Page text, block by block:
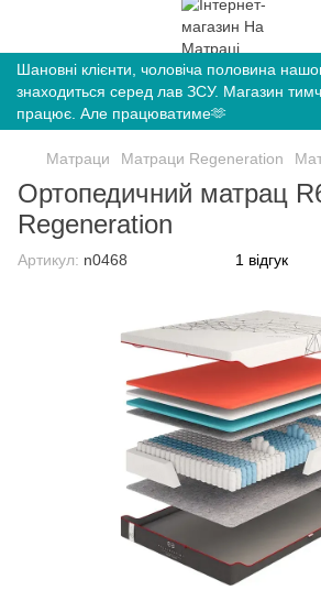
Шановні клієнти, чоловіча половина
знаходиться серед лав ЗСУ. Магазин
працює. Але працюватиме🫶
Матраци Матраци Regeneration
Ортопедичний матрац
Regeneration
Артикул: n0468 1 відгук